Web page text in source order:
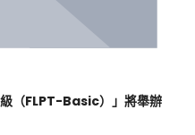
級（FLPT-Basic）」將舉辦